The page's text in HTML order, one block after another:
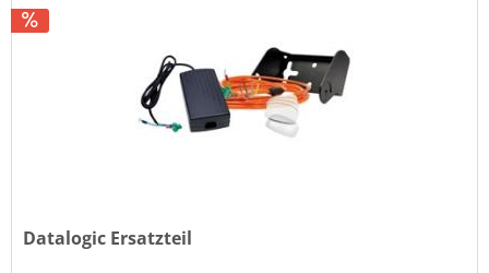
Datalogic Ersatzteil